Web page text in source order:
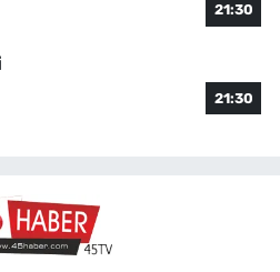
21:30
21:30